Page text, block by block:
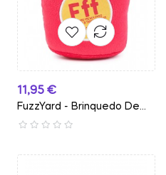
Preço
11,95 €
FuzzYard - Brinquedo De...